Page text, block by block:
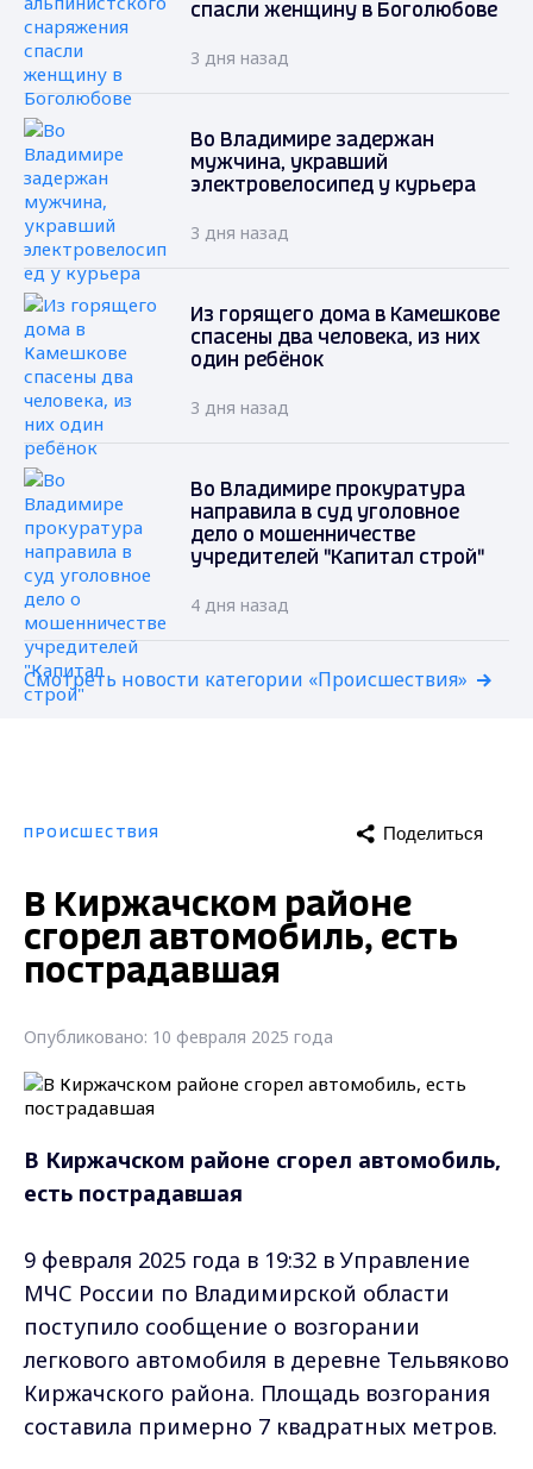
спасли женщину в Боголюбове
3 дня назад
Во Владимире задержан
мужчина, укравший
электровелосипед у курьера
3 дня назад
Из горящего дома в Камешкове
спасены два человека, из них
один ребёнок
3 дня назад
Во Владимире прокуратура
направила в суд уголовное
дело о мошенничестве
учредителей "Капитал строй"
4 дня назад
Смотреть новости категории «Происшествия»
ПРОИСШЕСТВИЯ Поделиться
В Киржачском районе
сгорел автомобиль, есть
пострадавшая
Опубликовано: 10 февраля 2025 года
В Киржачском районе сгорел автомобиль,
есть пострадавшая
9 февраля 2025 года в 19:32 в Управление
МЧС России по Владимирской области
поступило сообщение о возгорании
легкового автомобиля в деревне Тельвяково
Киржачского района. Площадь возгорания
составила примерно 7 квадратных метров.